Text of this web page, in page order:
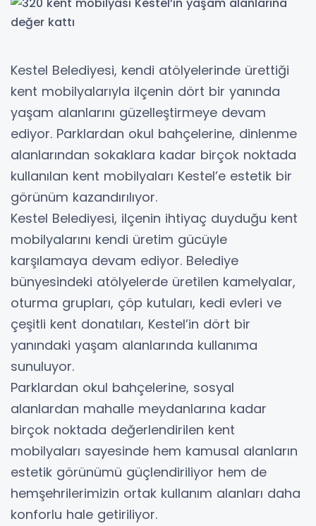
Kestel Belediyesi, kendi atölyelerinde ürettiği
kent mobilyalarıyla ilçenin dört bir yanında
yaşam alanlarını güzelleştirmeye devam
ediyor. Parklardan okul bahçelerine, dinlenme
alanlarından sokaklara kadar birçok noktada
kullanılan kent mobilyaları Kestel’e estetik bir
görünüm kazandırılıyor.
Kestel Belediyesi, ilçenin ihtiyaç duyduğu kent
mobilyalarını kendi üretim gücüyle
karşılamaya devam ediyor. Belediye
bünyesindeki atölyelerde üretilen kamelyalar,
oturma grupları, çöp kutuları, kedi evleri ve
çeşitli kent donatıları, Kestel’in dört bir
yanındaki yaşam alanlarında kullanıma
sunuluyor.
Parklardan okul bahçelerine, sosyal
alanlardan mahalle meydanlarına kadar
birçok noktada değerlendirilen kent
mobilyaları sayesinde hem kamusal alanların
estetik görünümü güçlendiriliyor hem de
hemşehrilerimizin ortak kullanım alanları daha
konforlu hale getiriliyor.